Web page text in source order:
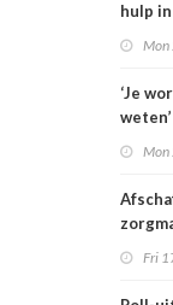
hulp
Mon
‘Je
weten’
Mon
Fri